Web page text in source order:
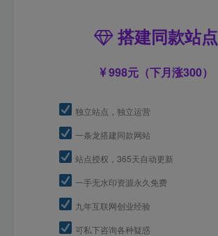
搭建同款站点
998元（下月涨300）
独立站点，独立运营
一条龙搭建同款网站
站点授权，365天自动更新
一手无水印资源永久免费
九年互联网创业经验
可私下咨询各种疑惑